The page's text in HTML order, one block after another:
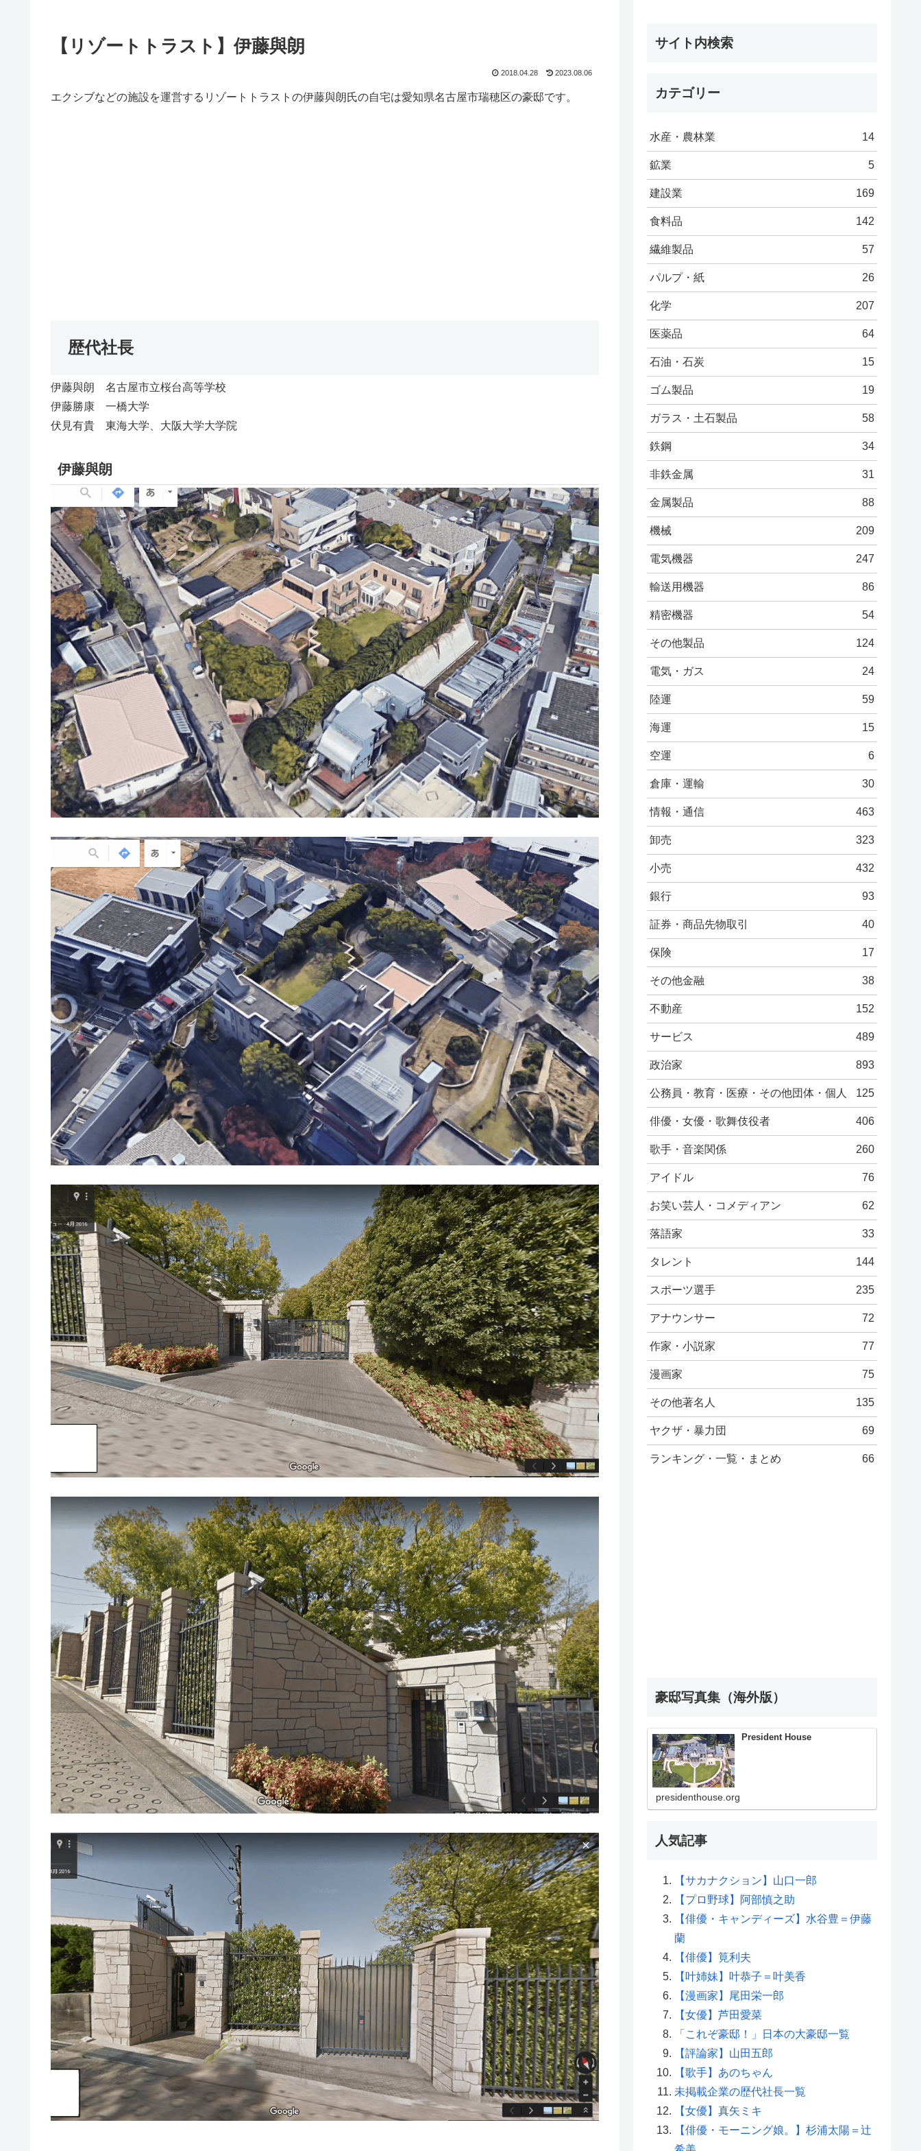
【リゾートトラスト】伊藤與朗
2018.04.28 2023.08.06
エクシブなどの施設を運営するリゾートトラストの伊藤與朗氏の自宅は愛知県名古屋市瑞穂区の豪邸です。
歴代社長
伊藤與朗 名古屋市立桜台高等学校
伊藤勝康 一橋大学
伏見有貴 東海大学、大阪大学大学院
伊藤與朗
サイト内検索
カテゴリー
水産・農林業 14
鉱業 5
建設業 169
食料品 142
繊維製品 57
パルプ・紙 26
化学 207
医薬品 64
石油・石炭 15
ゴム製品 19
ガラス・土石製品 58
鉄鋼 34
非鉄金属 31
金属製品 88
機械 209
電気機器 247
輸送用機器 86
精密機器 54
その他製品 124
電気・ガス 24
陸運 59
海運 15
空運 6
倉庫・運輸 30
情報・通信 463
卸売 323
小売 432
銀行 93
証券・商品先物取引 40
保険 17
その他金融 38
不動産 152
サービス 489
政治家 893
公務員・教育・医療・その他団体・個人 125
俳優・女優・歌舞伎役者 406
歌手・音楽関係 260
アイドル 76
お笑い芸人・コメディアン 62
落語家 33
タレント 144
スポーツ選手 235
アナウンサー 72
作家・小説家 77
漫画家 75
その他著名人 135
ヤクザ・暴力団 69
ランキング・一覧・まとめ 66
豪邸写真集（海外版）
President House
presidenthouse.org
人気記事
【サカナクション】山口一郎
【プロ野球】阿部慎之助
【俳優・キャンディーズ】水谷豊＝伊藤
蘭
【俳優】筧利夫
【叶姉妹】叶恭子＝叶美香
【漫画家】尾田栄一郎
【女優】芦田愛菜
「これぞ豪邸！」日本の大豪邸一覧
【評論家】山田五郎
【歌手】あのちゃん
未掲載企業の歴代社長一覧
【女優】真矢ミキ
【俳優・モーニング娘。】杉浦太陽＝辻